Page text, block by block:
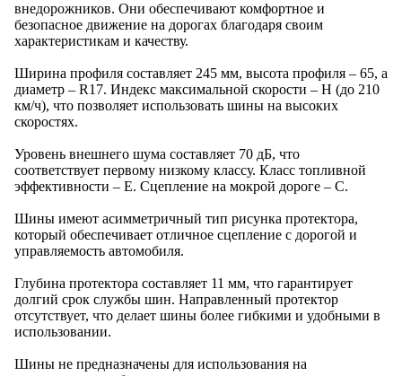
внедорожников. Они обеспечивают комфортное и
безопасное движение на дорогах благодаря своим
характеристикам и качеству.
Ширина профиля составляет 245 мм, высота профиля – 65, а
диаметр – R17. Индекс максимальной скорости – H (до 210
км/ч), что позволяет использовать шины на высоких
скоростях.
Уровень внешнего шума составляет 70 дБ, что
соответствует первому низкому классу. Класс топливной
эффективности – E. Сцепление на мокрой дороге – C.
Шины имеют асимметричный тип рисунка протектора,
который обеспечивает отличное сцепление с дорогой и
управляемость автомобиля.
Глубина протектора составляет 11 мм, что гарантирует
долгий срок службы шин. Направленный протектор
отсутствует, что делает шины более гибкими и удобными в
использовании.
Шины не предназначены для использования на